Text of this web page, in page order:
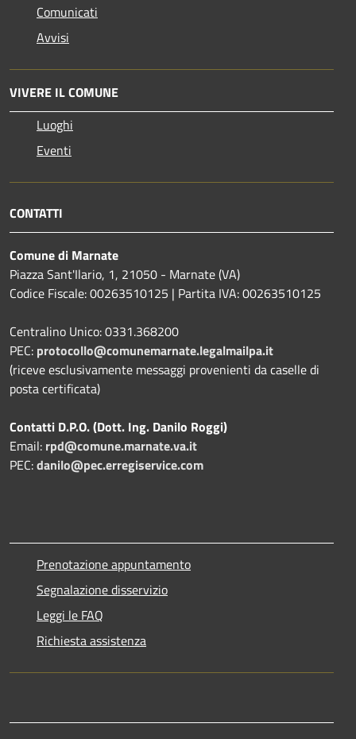
Comunicati
Avvisi
VIVERE IL COMUNE
Luoghi
Eventi
CONTATTI
Comune di Marnate
Piazza Sant'Ilario, 1, 21050 - Marnate (VA)
Codice Fiscale: 00263510125 | Partita IVA: 00263510125
Centralino Unico: 0331.368200
PEC: protocollo@comunemarnate.legalmailpa.it
(riceve esclusivamente messaggi provenienti da caselle di
posta certificata)
Contatti D.P.O. (Dott. Ing. Danilo Roggi)
Email: rpd@comune.marnate.va.it
PEC:danilo@pec.erregiservice.com
Prenotazione appuntamento
Segnalazione disservizio
Leggi le FAQ
Richiesta assistenza